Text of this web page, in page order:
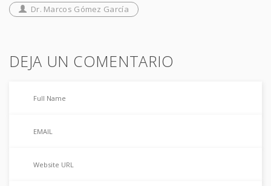
Dr. Marcos Gómez García
DEJA UN COMENTARIO